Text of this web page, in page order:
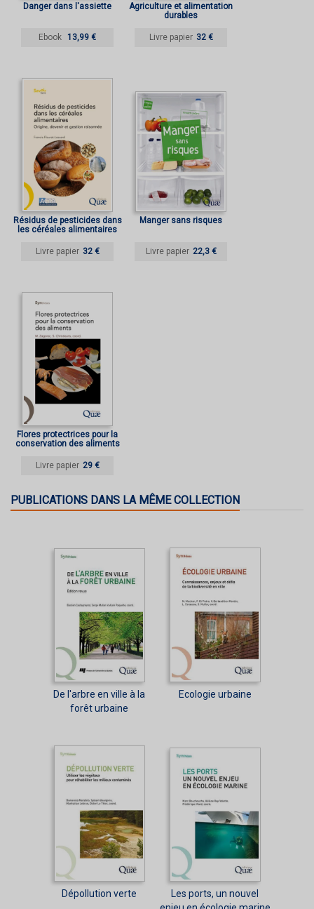
Danger dans l'assiette
Ebook 13,99 €
Agriculture et alimentation
durables
Livre papier 32 €
Résidus de pesticides dans
les céréales alimentaires
Livre papier 32 €
Manger sans risques
Livre papier 22,3 €
Flores protectrices pour la
conservation des aliments
Livre papier 29 €
PUBLICATIONS DANS LA MÊME COLLECTION
De l'arbre en ville à la
forêt urbaine
Ecologie urbaine
Dépollution verte
Les ports, un nouvel